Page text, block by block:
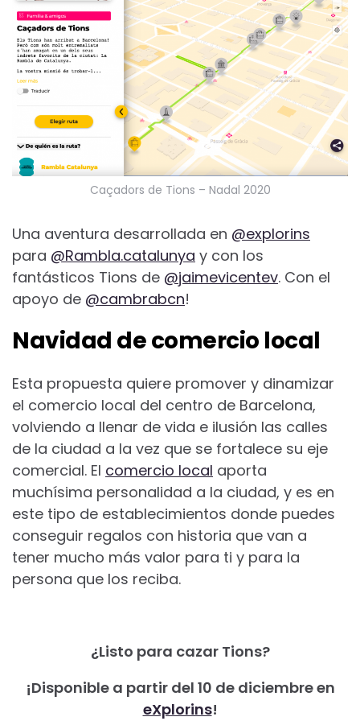
Caçadors de Tions – Nadal 2020
Una aventura desarrollada en @explorins
para @Rambla.catalunya y con los
fantásticos Tions de @jaimevicentev. Con el
apoyo de @cambrabcn!
Navidad de comercio local
Esta propuesta quiere promover y dinamizar
el comercio local del centro de Barcelona,
volviendo a llenar de vida e ilusión las calles
de la ciudad a la vez que se fortalece su eje
comercial. El comercio local aporta
muchísima personalidad a la ciudad, y es en
este tipo de establecimientos donde puedes
conseguir regalos con historia que van a
tener mucho más valor para ti y para la
persona que los reciba.
¿Listo para cazar Tions?
¡Disponible a partir del 10 de diciembre en
eXplorins!